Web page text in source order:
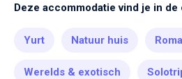
Deze accommodatie vind je in
Yurt Natuur huis
Werelds & exotisch